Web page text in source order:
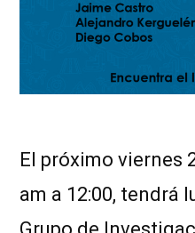
El próximo viernes
am a 12:00, tendrá